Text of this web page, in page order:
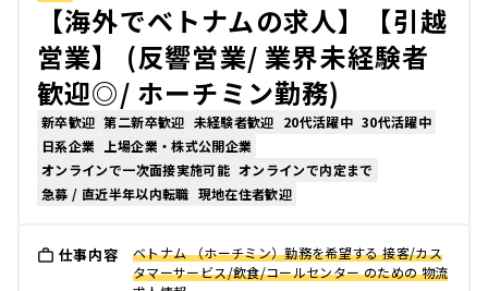
【海外でベトナムの求人】【引越
営業】 (反響営業/ 業界未経験者
歓迎◎/ ホーチミン勤務)
新卒歓迎 第二新卒歓迎 未経験者歓迎 20代活躍中 30代活躍中
日系企業
上場企業・株式公開企業
オンラインで一次面接実施可能 オンラインで内定まで
急募 / 直近半年以内転職 現地在住者歓迎
仕事内容
ベトナム （ホーチミン）勤務を希望する 接客/カス
タマーサービス/飲食/コールセンター のための 物流